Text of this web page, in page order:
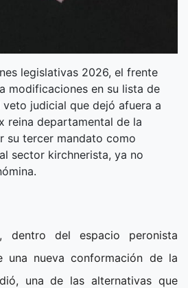
legislativas 2026, el frente
modificaciones en su lista de
judicial que dejó afuera a
reina departamental de la
su tercer mandato como
sector kirchnerista, ya no
dentro del espacio peronista
una nueva conformación de la
una de las alternativas que